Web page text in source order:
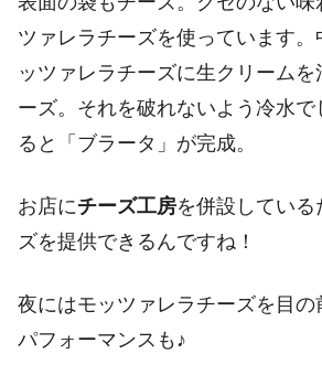
ツァレラチーズを使っています
ッツァレラチーズに生クリーム
ーズ。それを破れないよう冷水
ると「ブラータ」が完成。
お店にチーズ工房を併設してい
ズを提供できるんですね！
夜にはモッツァレラチーズを目の
パフォーマンスも♪